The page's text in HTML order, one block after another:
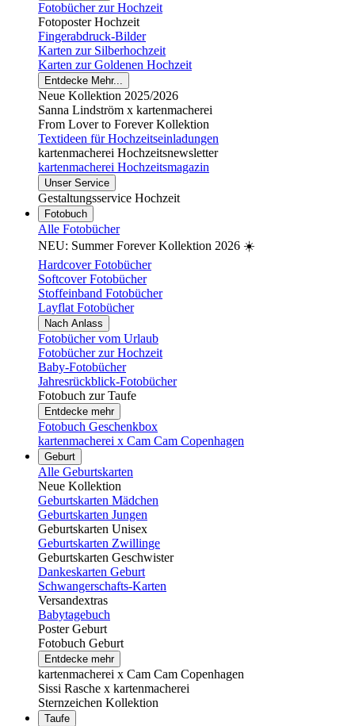
Fotobücher zur Hochzeit
Fotoposter Hochzeit
Fingerabdruck-Bilder
Karten zur Silberhochzeit
Karten zur Goldenen Hochzeit
Entdecke Mehr...
Neue Kollektion 2025/2026
Sanna Lindström x kartenmacherei
From Lover to Forever Kollektion
Textideen für Hochzeitseinladungen
kartenmacherei Hochzeitsnewsletter
kartenmacherei Hochzeitsmagazin
Unser Service
Gestaltungsservice Hochzeit
Fotobuch
Alle Fotobücher
NEU: Summer Forever Kollektion 2026 ☀️
Hardcover Fotobücher
Softcover Fotobücher
Stoffeinband Fotobücher
Layflat Fotobücher
Nach Anlass
Fotobücher vom Urlaub
Fotobücher zur Hochzeit
Baby-Fotobücher
Jahresrückblick-Fotobücher
Fotobuch zur Taufe
Entdecke mehr
Fotobuch Geschenkbox
kartenmacherei x Cam Cam Copenhagen
Geburt
Alle Geburtskarten
Neue Kollektion
Geburtskarten Mädchen
Geburtskarten Jungen
Geburtskarten Unisex
Geburtskarten Zwillinge
Geburtskarten Geschwister
Dankeskarten Geburt
Schwangerschafts-Karten
Versandextras
Babytagebuch
Poster Geburt
Fotobuch Geburt
Entdecke mehr
kartenmacherei x Cam Cam Copenhagen
Sissi Rasche x kartenmacherei
Sternzeichen Kollektion
Taufe